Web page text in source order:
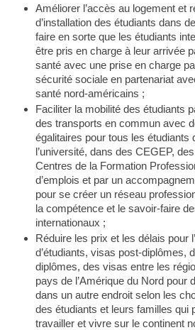
Améliorer l’accès au logement et
d’installation des étudiants dans
faire en sorte que les étudiants
être pris en charge à leur arrivée
santé avec une prise en charge
sécurité sociale en partenariat
santé nord-américains ;
Faciliter la mobilité des étudiants
des transports en commun avec
égalitaires pour tous les étudiants
l’université, dans des CEGEP,
Centres de la Formation
d’emplois et par un
pour se créer un réseau
la compétence et le savoir-faire
internationaux ;
Réduire les prix et les délais pour
d’étudiants, visas post-diplômes,
diplômes, des visas entre les
pays de l’Amérique du Nord pour
dans un autre endroit selon les
des étudiants et leurs familles qui
travailler et vivre sur le continent